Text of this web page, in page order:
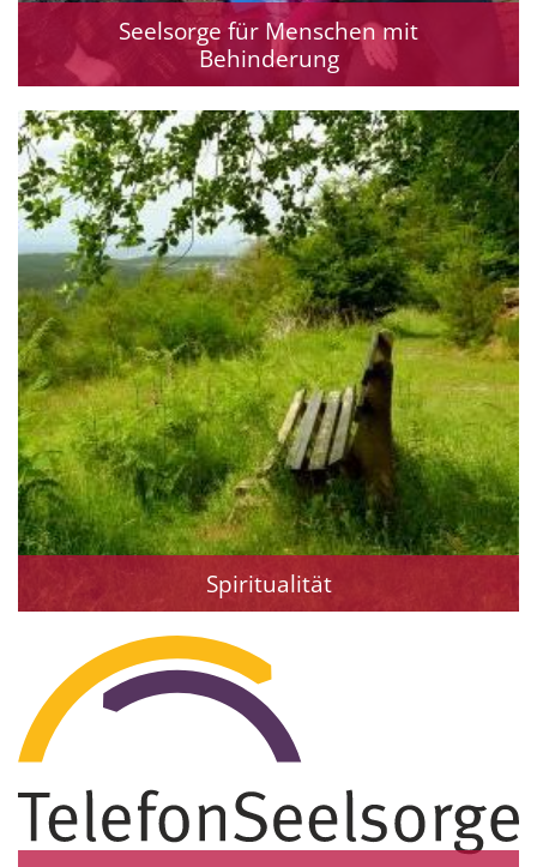
Seelsorge für Menschen mit
Behinderung
Spiritualität